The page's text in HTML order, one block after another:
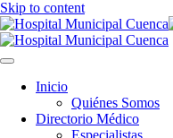
Skip to content
Inicio
Quiénes Somos
Directorio Médico
Especialistas